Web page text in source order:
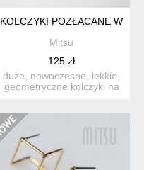
KOLCZYKI POZŁACANE W
Mitsu
125 zł
duże, nowoczesne, lekkie,
geometryczne kolczyki na